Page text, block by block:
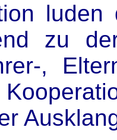
luden
zu
,